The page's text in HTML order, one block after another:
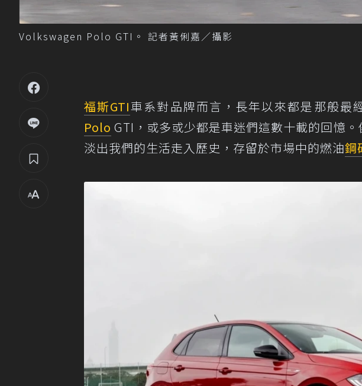
Volkswagen Polo GTI。 記者黃俐嘉／攝影
福斯GTI車系對品牌而言，長年以來都是那般最
Polo GTI，或多或少都是車迷們這數十載的回憶
淡出我們的生活走入歷史，存留於市場中的燃油鋼